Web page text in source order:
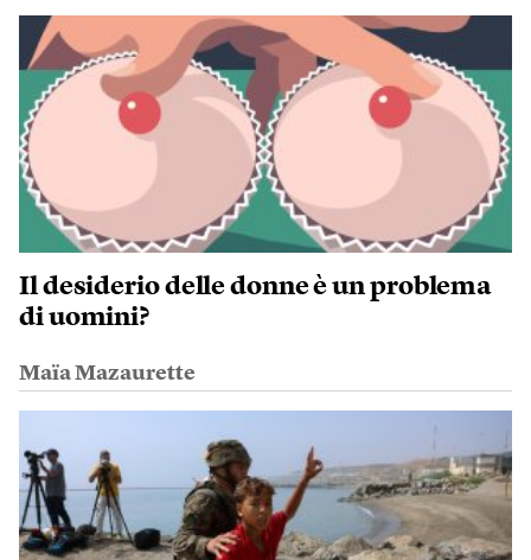
Il desiderio delle donne è un problema
di uomini?
Maïa Mazaurette